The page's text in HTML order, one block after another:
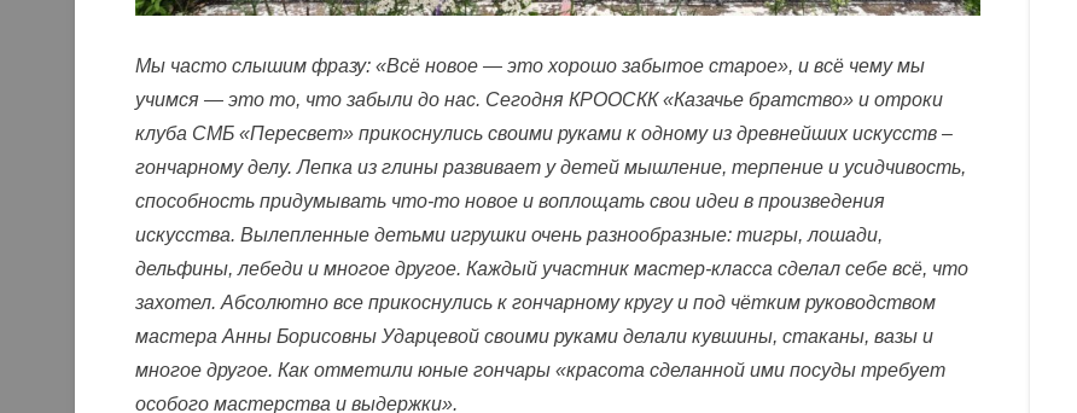
Мы часто слышим фразу: «Всё новое — это хорошо забытое старое», и всё чему мы
учимся — это то, что забыли до нас. Сегодня КРООСКК «Казачье братство» и отроки
клуба СМБ «Пересвет» прикоснулись своими руками к одному из древнейших искусств –
гончарному делу. Лепка из глины развивает у детей мышление, терпение и усидчивость,
способность придумывать что-то новое и воплощать свои идеи в произведения
искусства. Вылепленные детьми игрушки очень разнообразные: тигры, лошади,
дельфины, лебеди и многое другое. Каждый участник мастер-класса сделал себе всё, что
захотел. Абсолютно все прикоснулись к гончарному кругу и под чётким руководством
мастера Анны Борисовны Ударцевой своими руками делали кувшины, стаканы, вазы и
многое другое. Как отметили юные гончары «красота сделанной ими посуды требует
особого мастерства и выдержки».